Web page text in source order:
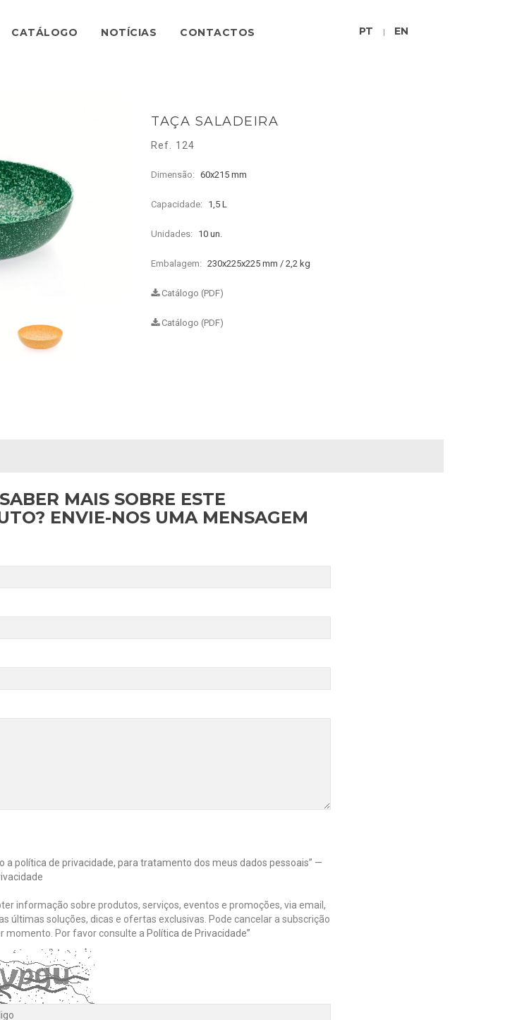
CATÁLOGO NOTÍCIAS CONTACTOS PT | EN
TAÇA SALADEIRA
Ref. 124
Dimensão: 60x215 mm
Capacidade: 1,5 L
Unidades: 10 un.
Embalagem: 230x225x225 mm / 2,2 kg
Catálogo (PDF)
Catálogo (PDF)
MAIS SOBRE ESTE
ENVIE-NOS UMA MENSAGEM
a política de privacidade, para tratamento dos meus dados pessoais” —
informação sobre produtos, serviços, eventos e promoções, via email,
últimas soluções, dicas e ofertas exclusivas. Pode cancelar a subscrição
momento. Por favor consulte a Política de Privacidade”